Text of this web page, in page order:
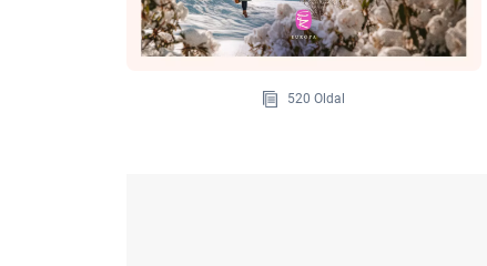
520 Oldal